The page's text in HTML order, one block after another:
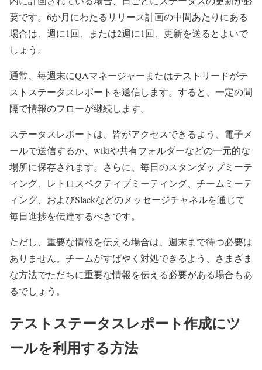
要です。6か月にわたるリリース計画の中間あたりにある
場合は、週に1回、または2週に1回、更新を送るとよいで
しょう。
通常、毎週末にQAマネージャーまたはテストリードがテ
ストステータスレポートを送信します。すると、一定の間
隔で情報のフローが継続します。
ステータスレポートは、皆がアクセスできるよう、電子メ
ールで送信するか、wikiや共有フォルダーなどの一元的な
場所に保存されます。さらに、毎日のスタンダップミーテ
ィング、レトロスペクティブミーティング、チームミーテ
ィング、およびSlackなどのメッセージチャネルを通じて
毎日進捗を伝達するべきです。
ただし、重要な情報を伝える場合は、週末まで待つ必要は
ありません。チームがすばやく対処できるよう、さまざま
な方法でただちに重要な情報を伝える必要がある場合もあ
るでしょう。
テストステータスレポート作成にツ
ールを利用する方法